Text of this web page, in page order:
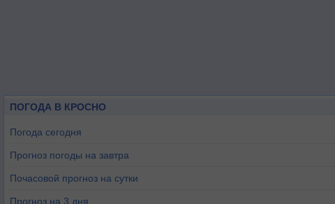
ПОГОДА В КРОСНО
Погода сегодня
Прогноз погоды на завтра
Почасовой прогноз на сутки
Прогноз на 3 дня